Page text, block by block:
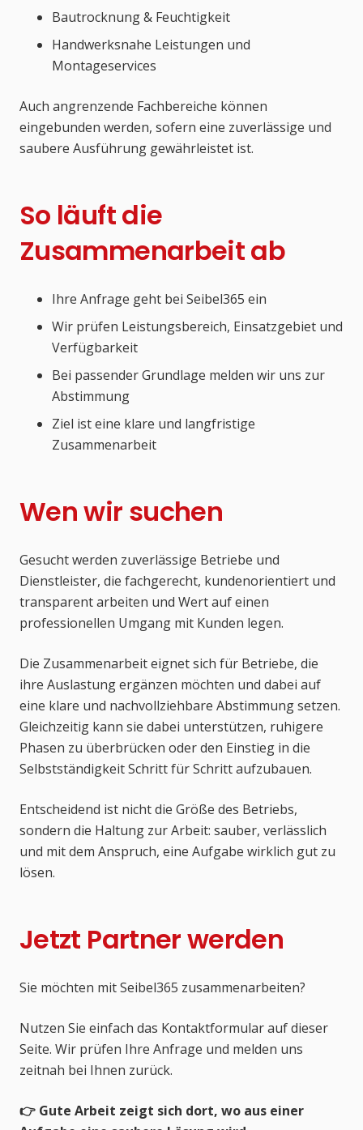
Bautrocknung & Feuchtigkeit
Handwerksnahe Leistungen und
Montageservices
Auch angrenzende Fachbereiche können
eingebunden werden, sofern eine zuverlässige und
saubere Ausführung gewährleistet ist.
So läuft die
Zusammenarbeit ab
Ihre Anfrage geht bei Seibel365 ein
Wir prüfen Leistungsbereich, Einsatzgebiet und
Verfügbarkeit
Bei passender Grundlage melden wir uns zur
Abstimmung
Ziel ist eine klare und langfristige
Zusammenarbeit
Wen wir suchen
Gesucht werden zuverlässige Betriebe und
Dienstleister, die fachgerecht, kundenorientiert und
transparent arbeiten und Wert auf einen
professionellen Umgang mit Kunden legen.
Die Zusammenarbeit eignet sich für Betriebe, die
ihre Auslastung ergänzen möchten und dabei auf
eine klare und nachvollziehbare Abstimmung setzen.
Gleichzeitig kann sie dabei unterstützen, ruhigere
Phasen zu überbrücken oder den Einstieg in die
Selbstständigkeit Schritt für Schritt aufzubauen.
Entscheidend ist nicht die Größe des Betriebs,
sondern die Haltung zur Arbeit: sauber, verlässlich
und mit dem Anspruch, eine Aufgabe wirklich gut zu
lösen.
Jetzt Partner werden
Sie möchten mit Seibel365 zusammenarbeiten?
Nutzen Sie einfach das Kontaktformular auf dieser
Seite. Wir prüfen Ihre Anfrage und melden uns
zeitnah bei Ihnen zurück.
👉 Gute Arbeit zeigt sich dort, wo aus einer